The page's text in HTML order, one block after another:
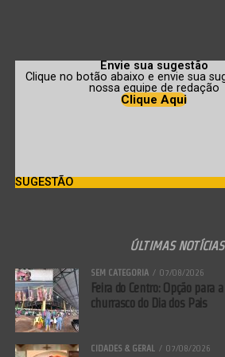
Envie sua sugestão
Clique no botão abaixo e envie sua
nossa equipe de redação
Clique Aqui
SUGESTÃO
ÚLTIMAS NOTÍCIAS
SEM CATEGORIA 07/08/2026
Feira do Centro: Opção para
churrasco do Dia dos Pais
CIDADES & GERAL 07/08/2026